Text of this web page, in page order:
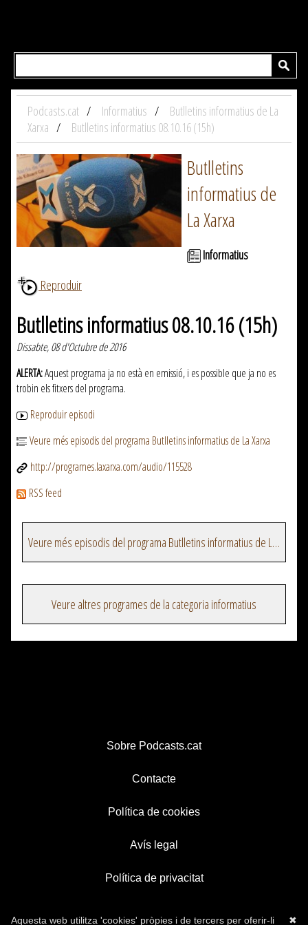
Podcasts.cat Informatius
Butlletins informatius de La
Xarxa
Butlletins informatius 08.10.16 (15h)
Butlletins
informatius de
La Xarxa
Informatius
Reproduir
Butlletins informatius 08.10.16 (15h)
Dissabte, 08 d'Octubre de 2016
ALERTA:Aquest programa ja no està en emissió, i es possible que ja no es
trobin els fitxers del programa.
Reproduir episodi
Veure més episodis del programa Butlletins informatius de La Xarxa
http://programes.laxarxa.com/audio/115528
RSS feed
Veure més episodis del programa Butlletins informatius de La Xarxa
Veure altres programes de la categoria informatius
Sobre Podcasts.cat
Contacte
Política de cookies
Avís legal
Política de privacitat
✖
Aquesta web utilitza 'cookies' pròpies i de tercers per oferir-li